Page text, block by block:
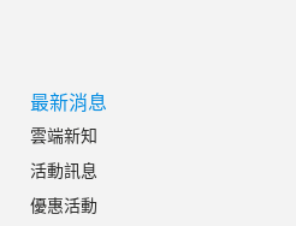
最新消息
雲端新知
活動訊息
優惠活動